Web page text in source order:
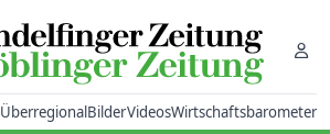
ÜberregionalBilderVideosWirtschaftsbarometer